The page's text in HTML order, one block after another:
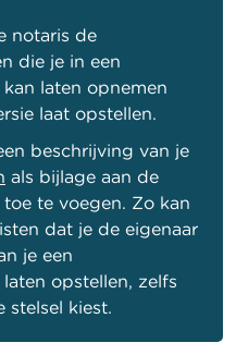
notaris de
die je in een
laten opnemen
laat opstellen.
beschrijving van je
als bijlage aan de
te voegen. Zo kan
dat je de eigenaar
je een
opstellen, zelfs
stelsel kiest.